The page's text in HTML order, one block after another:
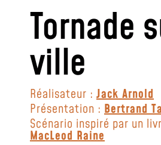
Tornade
ville
Réalisateur : Jack Arnold
Présentation : Bertrand
Scénario inspiré par un
MacLeod Raine